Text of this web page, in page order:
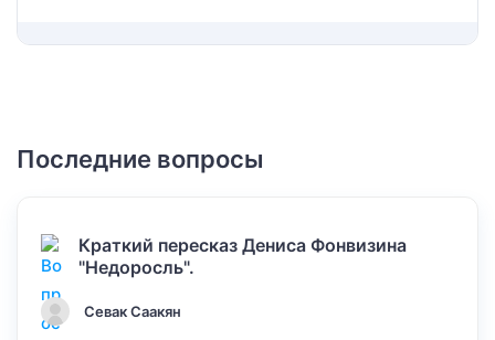
Последние вопросы
Краткий пересказ Дениса Фонвизина
"Недоросль".
Севак Саакян